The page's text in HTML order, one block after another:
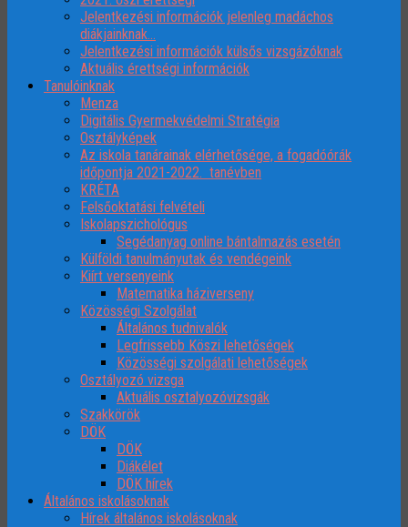
Jelentkezési információk jelenleg madáchos
diákjainknak…
Jelentkezési információk külsős vizsgázóknak
Aktuális érettségi információk
Tanulóinknak
Menza
Digitális Gyermekvédelmi Stratégia
Osztályképek
Az iskola tanárainak elérhetősége, a fogadóórák
időpontja 2021-2022. tanévben
KRÉTA
Felsőoktatási felvételi
Iskolapszichológus
Segédanyag online bántalmazás esetén
Külföldi tanulmányutak és vendégeink
Kiírt versenyeink
Matematika háziverseny
Közösségi Szolgálat
Általános tudnivalók
Legfrissebb Köszi lehetőségek
Közösségi szolgálati lehetőségek
Osztályozó vizsga
Aktuális osztalyozóvizsgák
Szakkörök
DÖK
DÖK
Diákélet
DÖK hírek
Általános iskolásoknak
Hírek általános iskolásoknak